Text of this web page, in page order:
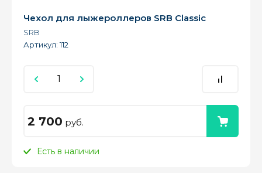
Чехол для лыжероллеров SRB Classic
SRB
Артикул:112
2 700 руб.
Есть в наличии